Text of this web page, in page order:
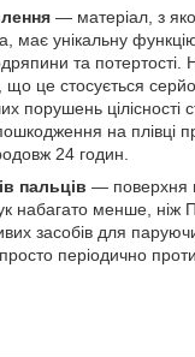
— матеріал, з
має унікальну
та
це стосується
порушень цілісності
на плівці
24 годин.
пальців — поверхня
набагато менше, ніж
засобів для
періодично